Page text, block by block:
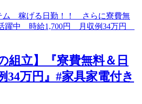
組立】『寮費無料＆日
34万円』#家具家電付き